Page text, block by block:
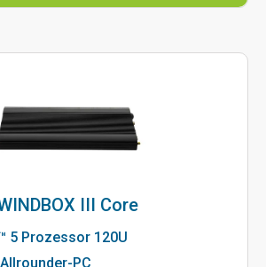
III Core
5 Prozessor 120U
PC